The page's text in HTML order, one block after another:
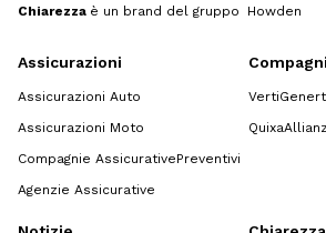
Chiarezza è un brand del gruppo Howden
Assicurazioni
Assicurazioni Auto
Assicurazioni Moto
Compagnie AssicurativePreventivi
Agenzie Assicurative
Verti
Quixa